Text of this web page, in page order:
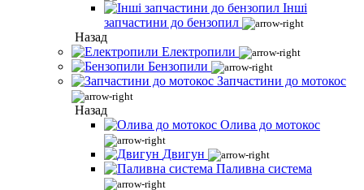
Інші
запчастини до бензопил
Назад
Електропили
Бензопили
Запчастини до мотокос
Назад
Олива до мотокос
Двигун
Паливна система